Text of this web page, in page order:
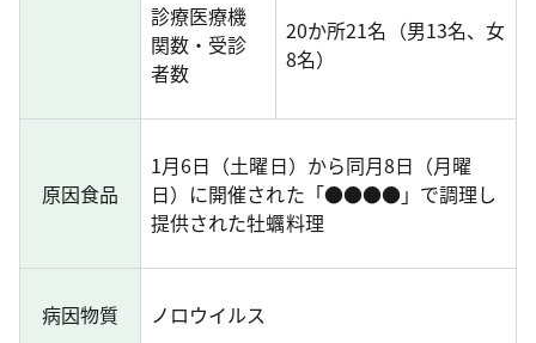
診療医療機
関数・受診
者数
20か所21名（男13名、女
8名）
原因食品
1月6日（土曜日）から同月8日（月曜
日）に開催された「●●●●」で調理し
提供された牡蠣料理
病因物質 ノロウイルス